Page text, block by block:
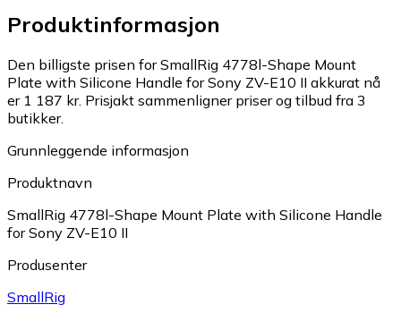
Produktinformasjon
Den billigste prisen for SmallRig 4778l-Shape Mount
Plate with Silicone Handle for Sony ZV-E10 II akkurat nå
er 1 187 kr. Prisjakt sammenligner priser og tilbud fra 3
butikker.
Grunnleggende informasjon
Produktnavn
SmallRig 4778l-Shape Mount Plate with Silicone Handle
for Sony ZV-E10 II
Produsenter
SmallRig